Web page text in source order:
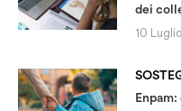
dei
10